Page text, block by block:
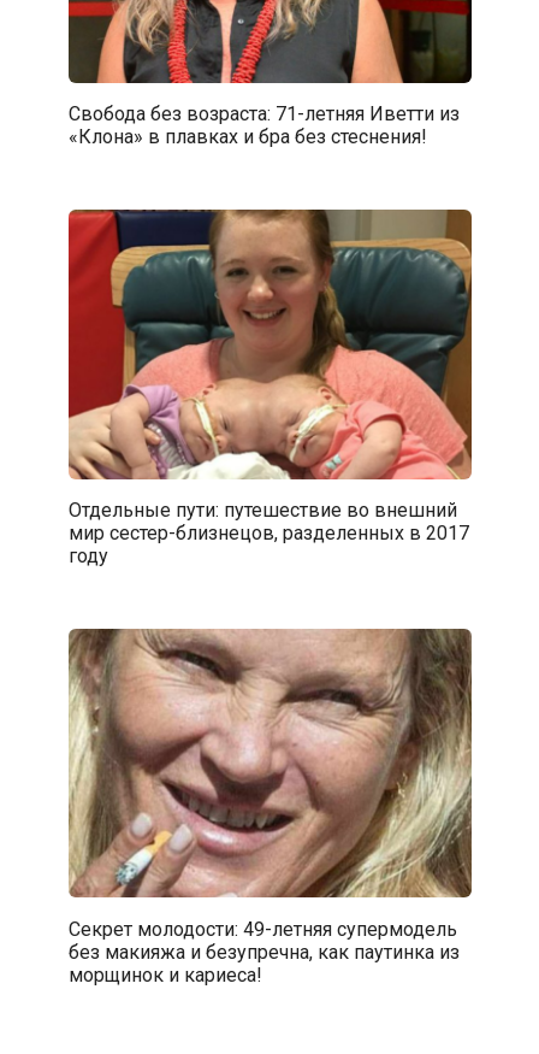
Свобода без возраста: 71-летняя Иветти из
«Клона» в плавках и бра без стеснения!
Отдельные пути: путешествие во внешний
мир сестер-близнецов, разделенных в 2017
году
Секрет молодости: 49-летняя супермодель
без макияжа и безупречна, как паутинка из
морщинок и кариеса!